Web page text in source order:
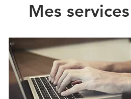
Mes services